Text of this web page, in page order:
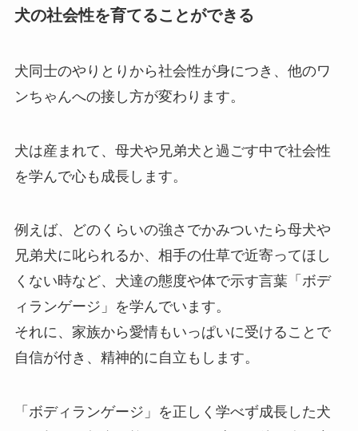
犬の社会性を育てることができる
犬同士のやりとりから社会性が身につき、他のワ
ンちゃんへの接し方が変わります。
犬は産まれて、母犬や兄弟犬と過ごす中で社会性
を学んで心も成長します。
例えば、どのくらいの強さでかみついたら母犬や
兄弟犬に叱られるか、相手の仕草で近寄ってほし
くない時など、犬達の態度や体で示す言葉「ボデ
ィランゲージ」を学んでいます。
それに、家族から愛情もいっぱいに受けることで
自信が付き、精神的に自立もします。
「ボディランゲージ」を正しく学べず成長した犬